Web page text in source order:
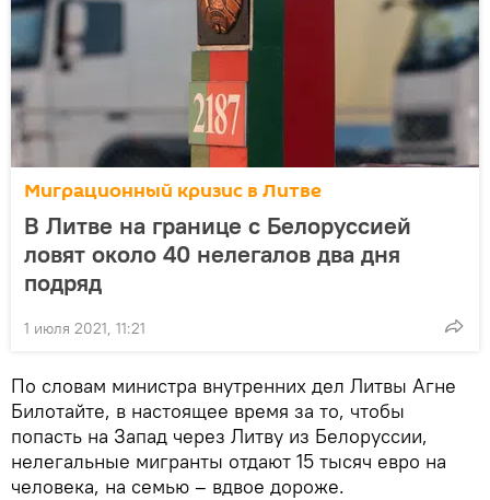
Миграционный кризис в Литве
В Литве на границе с Белоруссией
ловят около 40 нелегалов два дня
подряд
1 июля 2021, 11:21
По словам министра внутренних дел Литвы Агне
Билотайте, в настоящее время за то, чтобы
попасть на Запад через Литву из Белоруссии,
нелегальные мигранты отдают 15 тысяч евро на
человека, на семью – вдвое дороже.